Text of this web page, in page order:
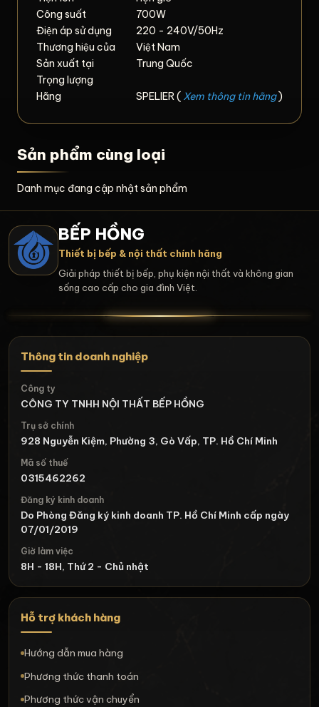
Công suất
700W
Điện áp sử dụng
220 - 240V/50Hz
Thương hiệu của
Việt Nam
Sản xuất tại
Trung Quốc
Trọng lượng
Hãng
SPELIER ( Xem thông tin hãng)
Sản phẩm cùng loại
Danh mục đang cập nhật sản phẩm
BẾP HỒNG
Thiết bị bếp & nội thất chính hãng
Giải pháp thiết bị bếp, phụ kiện nội thất và không gian
sống cao cấp cho gia đình Việt.
Thông tin doanh nghiệp
Công ty
CÔNG TY TNHH NỘI THẤT BẾP HỒNG
Trụ sở chính
928 Nguyễn Kiệm, Phường 3, Gò Vấp, TP. Hồ Chí Minh
Mã số thuế
0315462262
Đăng ký kinh doanh
Do Phòng Đăng ký kinh doanh TP. Hồ Chí Minh cấp ngày
07/01/2019
Giờ làm việc
8H - 18H, Thứ 2 - Chủ nhật
Hỗ trợ khách hàng
Hướng dẫn mua hàng
Phương thức thanh toán
Phương thức vận chuyển